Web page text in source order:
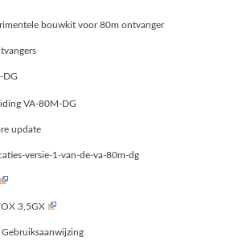
bouwkit voor 80m ontvanger
DG
VA-80M-DG
update
versie-1-van-de-va-80m-dg
3,5GX